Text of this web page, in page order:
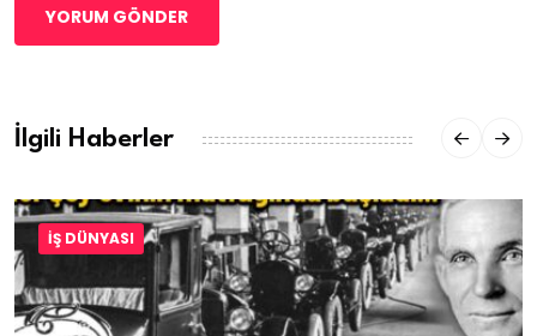
YORUM GÖNDER
İlgili Haberler
İŞ DÜNYASI